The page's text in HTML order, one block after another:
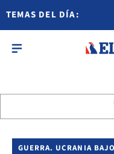
TEMAS DEL DÍA:
GUERRA. UCRANIA